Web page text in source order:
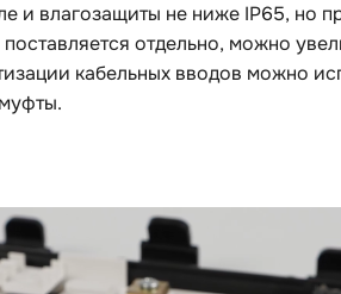
и влагозащиты не ниже IP65, но
отдельно, можно
кабельных вводов можно